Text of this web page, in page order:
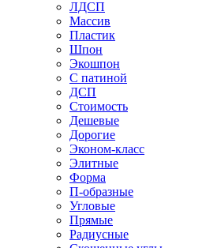
ЛДСП
Массив
Пластик
Шпон
Экошпон
С патиной
ДСП
Стоимость
Дешевые
Дорогие
Эконом-класс
Элитные
Форма
П-образные
Угловые
Прямые
Радиусные